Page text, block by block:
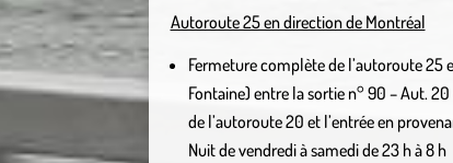
Autoroute 25 en direction de Montréal
Fermeture complète de l’autoroute
Fontaine) entre la sortie n° 90 – Aut. 20
de l’autoroute 20 et l’entrée en
Nuit de vendredi à samedi de 23 h à 8 h